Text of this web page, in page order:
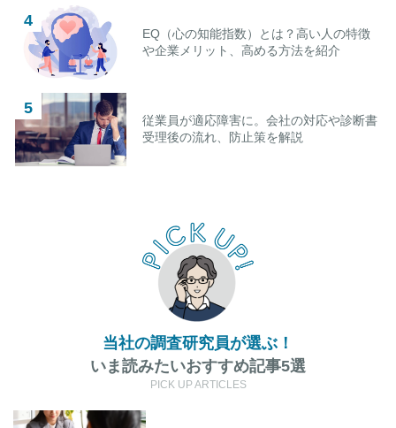
EQ（心の知能指数）とは？高い人の特徴
や企業メリット、高める方法を紹介
従業員が適応障害に。会社の対応や診断書
受理後の流れ、防止策を解説
当社の調査研究員が選ぶ！
いま読みたいおすすめ記事5選
PICK UP ARTICLES